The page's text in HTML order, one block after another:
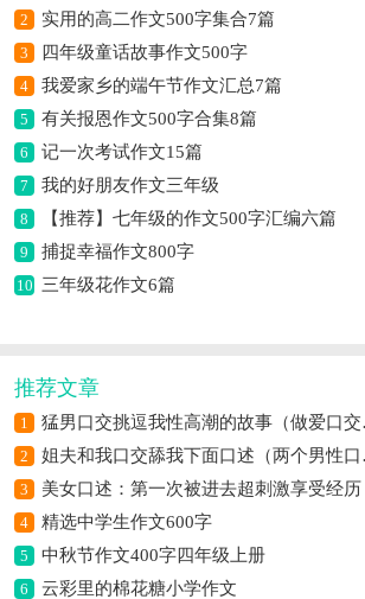
2 实用的高二作文500字集合7篇
3 四年级童话故事作文500字
4 我爱家乡的端午节作文汇总7篇
5 有关报恩作文500字合集8篇
6 记一次考试作文15篇
7 我的好朋友作文三年级
8 【推荐】七年级的作文500字汇编六篇
9 捕捉幸福作文800字
10 三年级花作文6篇
推荐文章
1 猛男
2 姐夫
3 美女口述：第一次被进去超刺激享受经历
4 精选中学生作文600字
5 中秋节作文400字四年级上册
6 云彩里的棉花糖小学作文